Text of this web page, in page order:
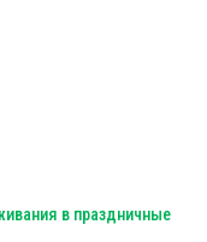
в праздничные